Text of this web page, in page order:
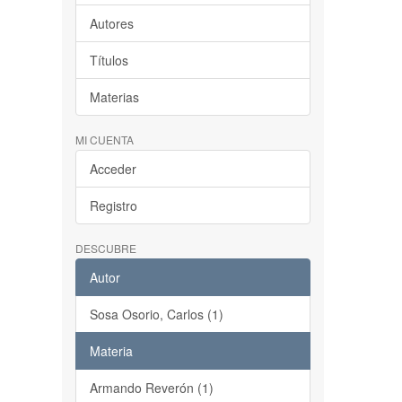
Autores
Títulos
Materias
MI CUENTA
Acceder
Registro
DESCUBRE
Autor
Sosa Osorio, Carlos (1)
Materia
Armando Reverón (1)